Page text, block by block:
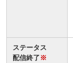
ステータス
配信終了※